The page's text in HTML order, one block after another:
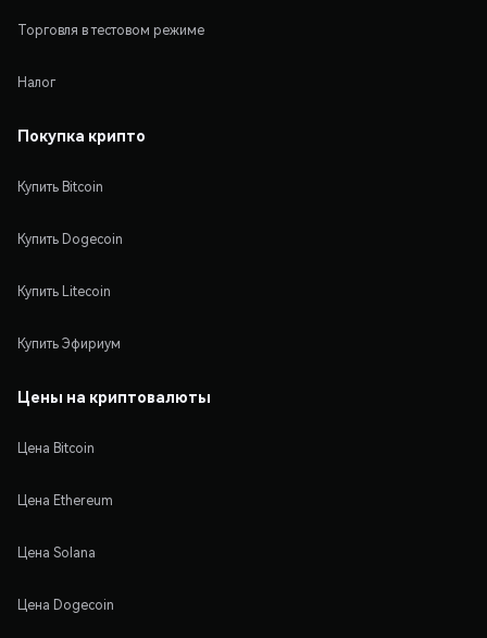
Торговля в тестовом режиме
Налог
Покупка крипто
Купить Bitcoin
Купить Dogecoin
Купить Litecoin
Купить Эфириум
Цены на криптовалюты
Цена Bitcoin
Цена Ethereum
Цена Solana
Цена Dogecoin